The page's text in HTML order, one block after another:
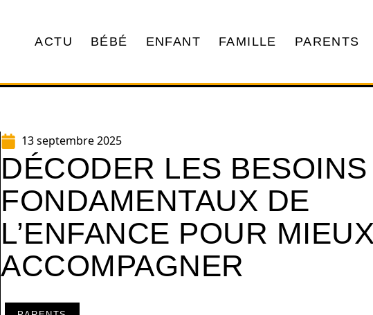
ACTU BÉBÉ ENFANT FAMILLE PARENTS
13 septembre 2025
DÉCODER LES BESOINS
FONDAMENTAUX DE
L’ENFANCE POUR
ACCOMPAGNER